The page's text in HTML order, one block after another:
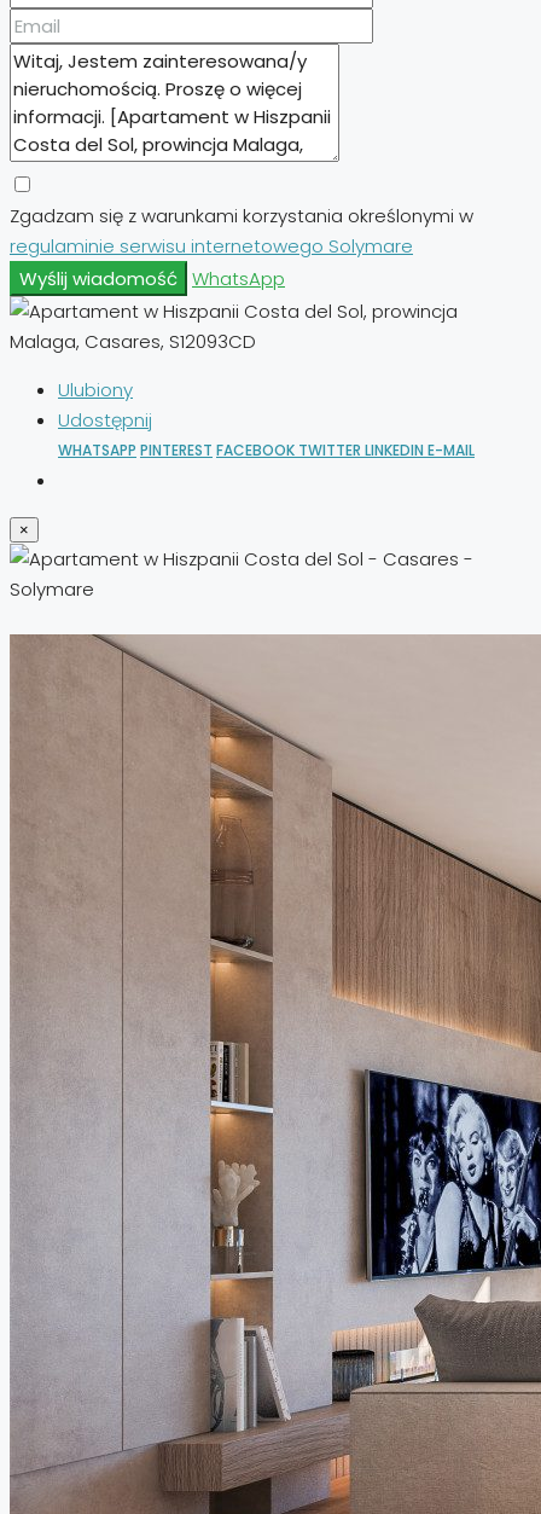
Zgadzam się z warunkami korzystania określonymi w
regulaminie serwisu internetowego Solymare
Wyślij wiadomość WhatsApp
Ulubiony
Udostępnij
WHATSAPP PINTEREST FACEBOOK TWITTER LINKEDIN E-MAIL
×